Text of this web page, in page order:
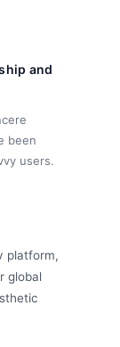
and
been
users.
platform,
global